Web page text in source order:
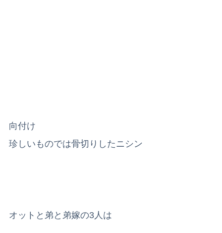
向付け
珍しいものでは骨切りしたニシン
オットと弟と弟嫁の3人は